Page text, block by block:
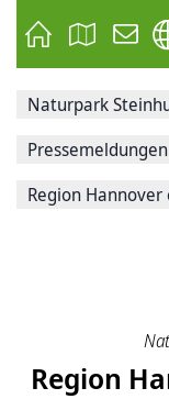
Facebook
teilen
Seitenlink
Naturpark
Pressemeldungen
Region
Region